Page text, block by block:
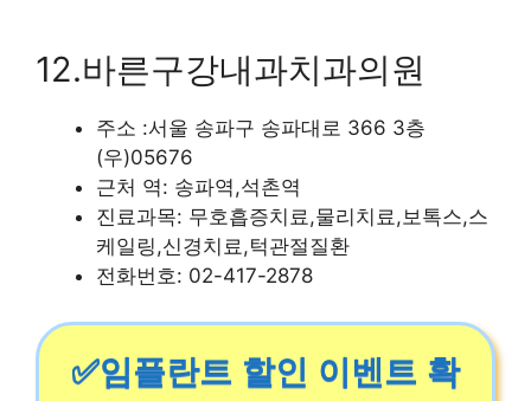
12.바른구강내과치과의원
주소 :서울 송파구 송파대로 366 3층
(우)05676
근처 역: 송파역,석촌역
진료과목: 무호흡증치료,물리치료,보톡스,스
케일링,신경치료,턱관절질환
전화번호: 02-417-2878
✅임플란트 할인 이벤트 확